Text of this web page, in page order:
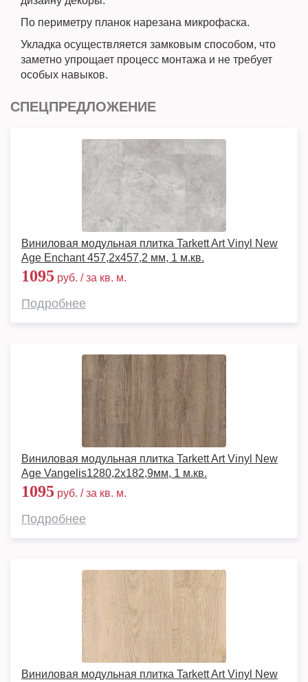
По периметру планок нарезана микрофаска.
Укладка осуществляется замковым способом, что
заметно упрощает процесс монтажа и не требует
особых навыков.
СПЕЦПРЕДЛОЖЕНИЕ
Виниловая модульная плитка Tarkett Art Vinyl New
Age Enchant 457,2x457,2 мм, 1 м.кв.
1095 руб. / за кв. м.
Подробнее
Виниловая модульная плитка Tarkett Art Vinyl New
Age Vangelis1280,2х182,9мм, 1 м.кв.
1095 руб. / за кв. м.
Подробнее
Виниловая модульная плитка Tarkett Art Vinyl New